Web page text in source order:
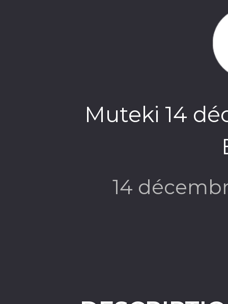
Muteki 14
14